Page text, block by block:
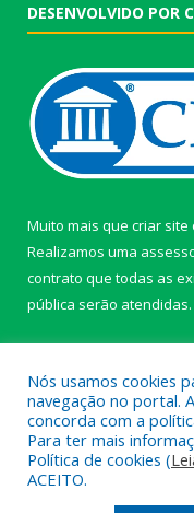
DESENVOLVIDO POR
Muito mais que criar site
Realizamos uma
contrato que todas as
pública serão atendidas.
Todos os direitos
Nós usamos cookies
navegação no portal.
concorda com a
Para ter mais
Política de cookies (
ACEITO.